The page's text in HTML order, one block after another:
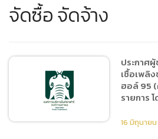
จัดซื้อ จัดจ้าง
ประกาศ
เชื้อเพลิ
ฮอล์ 95
รายการ
16 มิถุนาย